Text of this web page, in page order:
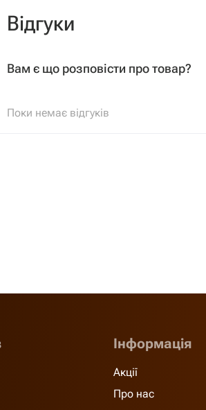
Відгуки
Вам є що розповісти про товар?
Поки немає відгуків
Інформація
Акції
Про нас